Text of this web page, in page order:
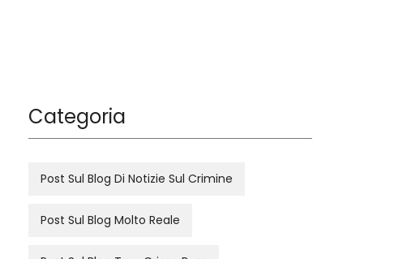
Categoria
Post Sul Blog Di Notizie Sul Crimine
Post Sul Blog Molto Reale